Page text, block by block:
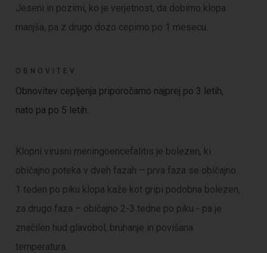
Jeseni in pozimi, ko je verjetnost, da dobimo klopa
manjša, pa z drugo dozo cepimo po 1 mesecu.
OBNOVITEV
Obnovitev cepljenja priporočamo najprej po 3 letih,
nato pa po 5 letih.
Klopni virusni meningoencefalitis je bolezen, ki
običajno poteka v dveh fazah – prva faza se običajno
1 teden po piku klopa kaže kot gripi podobna bolezen,
za drugo faza – običajno 2-3 tedne po piku - pa je
značilen hud glavobol, bruhanje in povišana
temperatura.